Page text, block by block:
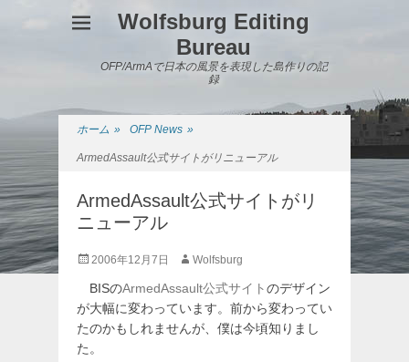
Wolfsburg Editing
Bureau
OFP/ArmAで日本の風景を表現した島作りの記
録
ホーム » OFP News »
ArmedAssault公式サイトがリニューアル
ArmedAssault公式サイトがリ
ニューアル
投 2006年12月7日
投
者
Wolfsburg
BISのArmedAssault公式サイトのデザイン
が大幅に変わっています。前から変わってい
たのかもしれませんが、僕は今頃知りまし
た。